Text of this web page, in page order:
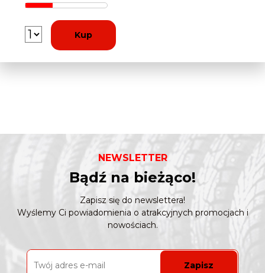
Kup
NEWSLETTER
Bądź na bieżąco!
Zapisz się do newslettera!
Wyślemy Ci powiadomienia o atrakcyjnych promocjach i
nowościach.
Zapisz